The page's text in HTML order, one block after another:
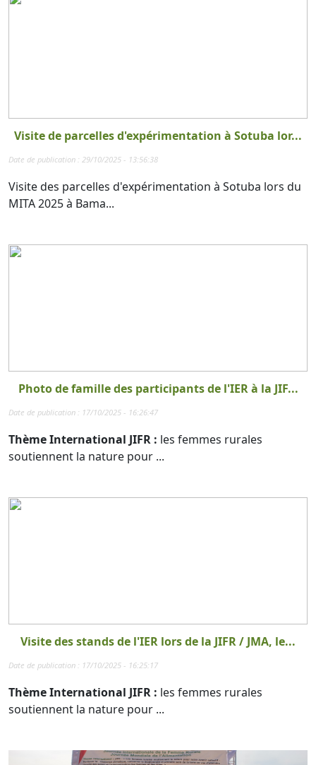
Visite de parcelles d'expérimentation à Sotuba lor...
Date de publication : 29/10/2025 - 13:56:38
Visite des parcelles d'expérimentation à Sotuba lors du
MITA 2025 à Bama...
Photo de famille des participants de l'IER à la JIF...
Date de publication : 17/10/2025 - 16:26:47
Thème International JIFR : les femmes rurales
soutiennent la nature pour ...
Visite des stands de l'IER lors de la JIFR / JMA, le...
Date de publication : 17/10/2025 - 16:25:17
Thème International JIFR : les femmes rurales
soutiennent la nature pour ...